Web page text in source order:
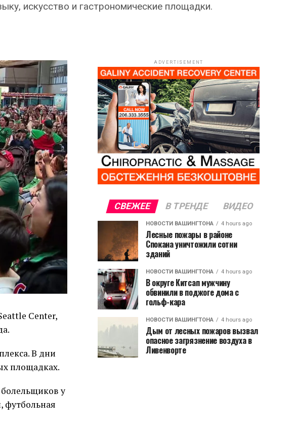
искусство и гастрономические площадки.
Center,
В дни
площадках.
у
футбольная
ADVERTISEMENT
СВЕЖЕЕ В ТРЕНДЕ ВИДЕО
НОВОСТИ ВАШИНГТОНА 4 hours ago
Лесные пожары в районе
Спокана уничтожили сотни
зданий
НОВОСТИ ВАШИНГТОНА 4 hours ago
В округе Китсап мужчину
обвинили в поджоге дома с
гольф-кара
НОВОСТИ ВАШИНГТОНА 4 hours ago
Дым от лесных пожаров вызвал
опасное загрязнение воздуха в
Ливенворте